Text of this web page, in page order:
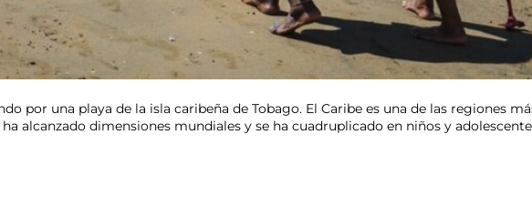
por una playa de la isla caribeña de Tobago. El Caribe es una de las regiones
alcanzado dimensiones mundiales y se ha cuadruplicado en niños y